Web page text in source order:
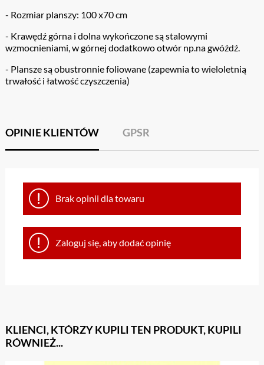
- Rozmiar planszy: 100 x70 cm
- Krawędź górna i dolna wykończone są stalowymi
wzmocnieniami, w górnej dodatkowo otwór np.na gwóźdź.
- Plansze są obustronnie foliowane (zapewnia to wieloletnią
trwałość i łatwość czyszczenia)
OPINIE KLIENTÓW GPSR
Brak opinii dla towaru
Zaloguj się, aby dodać opinię
KLIENCI, KTÓRZY KUPILI TEN PRODUKT, KUPILI
RÓWNIEŻ...